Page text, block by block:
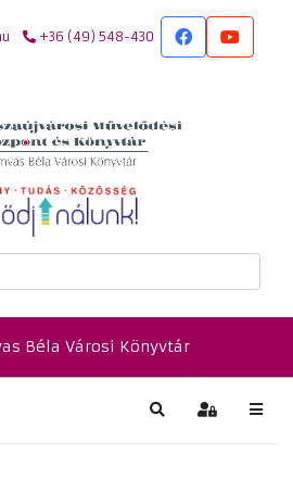
+36 (49) 548-430
Béla Városi Könyvtár
Keresés